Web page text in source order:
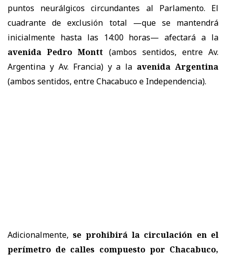
puntos neurálgicos circundantes al Parlamento. El
cuadrante de exclusión total —que se mantendrá
inicialmente hasta las 14:00 horas— afectará a la
avenida Pedro Montt (ambos sentidos, entre Av.
Argentina y Av. Francia) y a la avenida Argentina
(ambos sentidos, entre Chacabuco e Independencia).
Adicionalmente, se prohibirá la circulación en el
perímetro de calles compuesto por Chacabuco,